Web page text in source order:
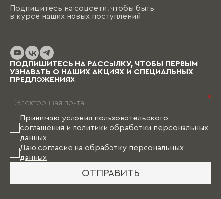
Подпишитесь на соцсети, чтобы быть
в курсе наших новых поступлений
ПОДПИШИТЕСЬ НА РАССЫЛКУ, ЧТОБЫ ПЕРВЫМ
УЗНАВАТЬ О НАШИХ АКЦИЯХ И СПЕЦИАЛЬНЫХ
ПРЕДЛОЖЕНИЯХ
*
Принимаю условия пользовательского
соглашения и политики обработки персональных
данных
Даю согласие на обработку персональных
данных
ОТПРАВИТЬ